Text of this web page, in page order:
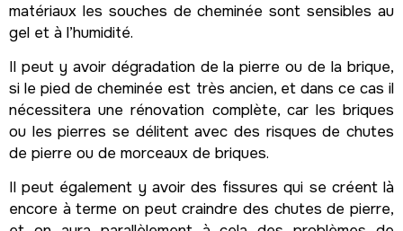
matériaux les souches de cheminée sont sensibles au
gel et à l’humidité.
Il peut y avoir dégradation de la pierre ou de la brique,
si le pied de cheminée est très ancien, et dans ce cas il
nécessitera une rénovation complète, car les briques
ou les pierres se délitent avec des risques de chutes
de pierre ou de morceaux de briques.
Il peut également y avoir des fissures qui se créent là
encore à terme on peut craindre des chutes de pierre,